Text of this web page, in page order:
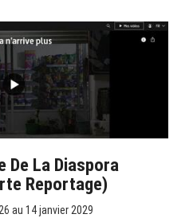
De La Diaspora
Reportage)
au 14 janvier 2029